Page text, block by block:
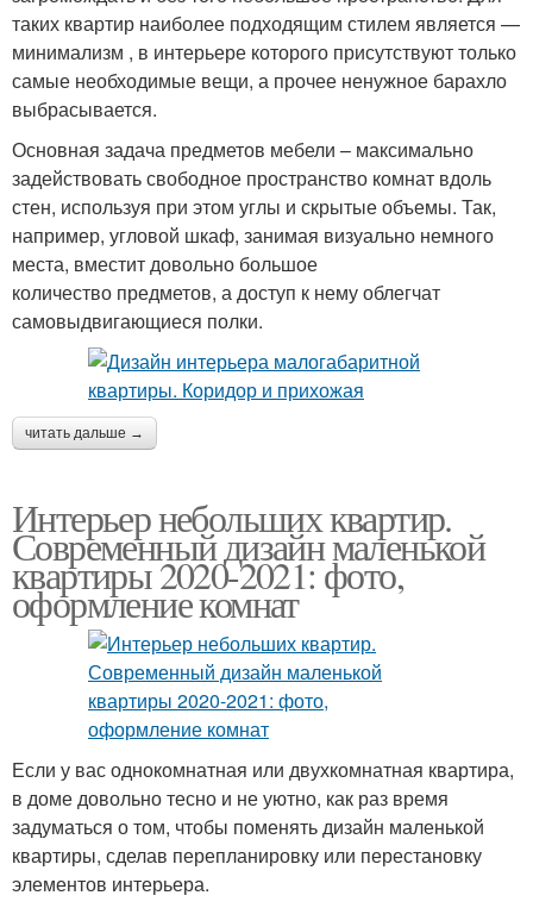
таких квартир наиболее подходящим стилем является —
минимализм , в интерьере которого присутствуют только
самые необходимые вещи, а прочее ненужное барахло
выбрасывается.
Основная задача предметов мебели – максимально
задействовать свободное пространство комнат вдоль
стен, используя при этом углы и скрытые объемы. Так,
например, угловой шкаф, занимая визуально немного
места, вместит довольно большое
количество предметов, а доступ к нему облегчат
самовыдвигающиеся полки.
читать дальше →
Интерьер небольших квартир.
Современный дизайн маленькой
квартиры 2020-2021: фото,
оформление комнат
Если у вас однокомнатная или двухкомнатная квартира,
в доме довольно тесно и не уютно, как раз время
задуматься о том, чтобы поменять дизайн маленькой
квартиры, сделав перепланировку или перестановку
элементов интерьера.